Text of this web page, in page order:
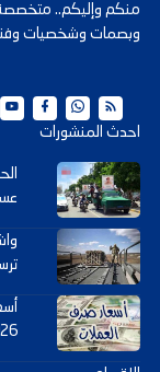
منكم وإليكم.. متخصصة
وبصمات وشخصيات
احدث المنشورات